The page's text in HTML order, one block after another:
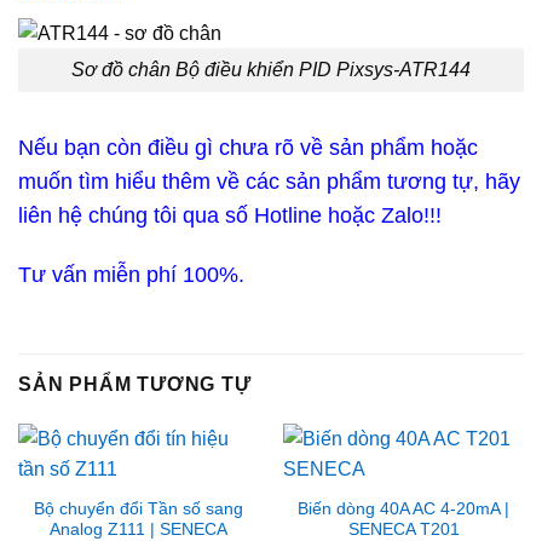
Sơ đồ chân Bộ điều khiển PID Pixsys-ATR144
Nếu bạn còn điều gì chưa rõ về sản phẩm hoặc
muốn tìm hiểu thêm về các sản phẩm tương tự, hãy
liên hệ chúng tôi qua số Hotline hoặc Zalo!!!
Tư vấn miễn phí 100%.
SẢN PHẨM TƯƠNG TỰ
Bộ chuyển đổi Tần số sang
Analog Z111 | SENECA
Biến dòng 40A AC 4-20mA |
SENECA T201